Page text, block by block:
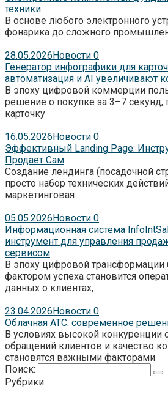
техники
В основе любого электронного
фонарика до сложного
28.05.2026 Новости 0
Генератор инфографики для
автоматизация и AI увеличивают
В эпоху цифровой коммерции
решение о покупке за 3–7 секунд,
карточку
16.05.2026 Новости 0
Эффективный Landing Page:
Продает Сам
Создание лендинга (посадочной
просто набор технических
маркетинговая
05.05.2026 Новости 0
Информационная система
инструмент для управления
сервисом
В эпоху цифровой
фактором успеха становится
данных о клиентах,
23.04.2026 Новости 0
Облачная АТС: современное
В условиях высокой конкуренции
обращений клиентов и качество
становятся важными факторами
Поиск:
Рубрики